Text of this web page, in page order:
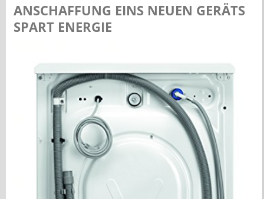
ANSCHAFFUNG EINS NEUEN GERÄTS
SPART ENERGIE